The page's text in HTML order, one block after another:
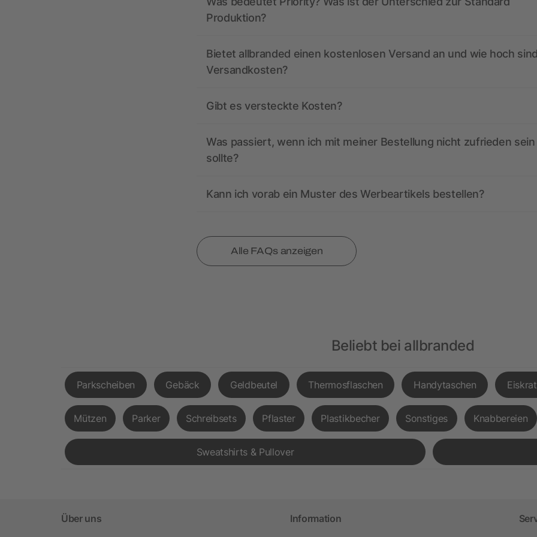
Produktion?
Bietet allbranded einen kostenlosen Versand an und wie hoch
Versandkosten?
Gibt es versteckte Kosten?
Was passiert, wenn ich mit meiner Bestellung nicht zufrieden sein
sollte?
Kann ich vorab ein Muster des Werbeartikels bestellen?
Alle FAQs anzeigen
Beliebt bei allbranded
Parkscheiben Gebäck Geldbeutel Thermosflaschen Handytaschen
Mützen Parker Schreibsets Pflaster Plastikbecher Sonstiges Knabbereien
Sweatshirts & Pullover
Über uns Information